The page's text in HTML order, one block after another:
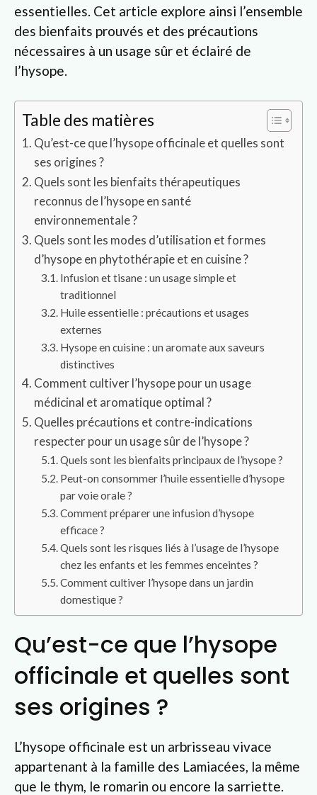
essentielles. Cet article explore ainsi l’ensemble
des bienfaits prouvés et des précautions
nécessaires à un usage sûr et éclairé de
l’hysope.
Table des matières
Qu’est-ce que l’hysope officinale et quelles sont
ses origines ?
Quels sont les bienfaits thérapeutiques
reconnus de l’hysope en santé
environnementale ?
Quels sont les modes d’utilisation et formes
d’hysope en phytothérapie et en cuisine ?
Infusion et tisane : un usage simple et
traditionnel
Huile essentielle : précautions et usages
externes
Hysope en cuisine : un aromate aux saveurs
distinctives
Comment cultiver l’hysope pour un usage
médicinal et aromatique optimal ?
Quelles précautions et contre-indications
respecter pour un usage sûr de l’hysope ?
Quels sont les bienfaits principaux de l’hysope ?
Peut-on consommer l’huile essentielle d’hysope
par voie orale ?
Comment préparer une infusion d’hysope
efficace ?
Quels sont les risques liés à l’usage de l’hysope
chez les enfants et les femmes enceintes ?
Comment cultiver l’hysope dans un jardin
domestique ?
Qu’est-ce que l’hysope
officinale et quelles sont
ses origines ?
L’hysope officinale est un arbrisseau vivace
appartenant à la famille des Lamiacées, la même
que le thym, le romarin ou encore la sarriette.